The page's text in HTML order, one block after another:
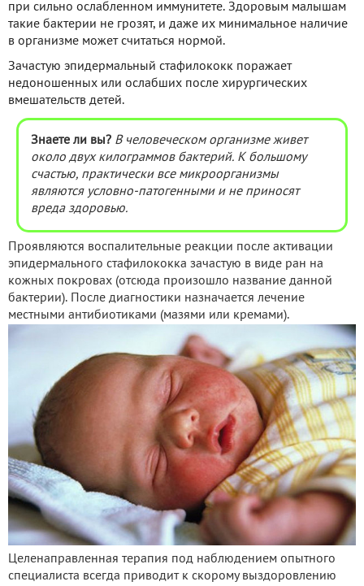
при сильно ослабленном иммунитете. Здоровым малышам
такие бактерии не грозят, и даже их минимальное наличие
в организме может считаться нормой.
Зачастую эпидермальный стафилококк поражает
недоношенных или ослабших после хирургических
вмешательств детей.
Знаете ли вы? В человеческом организме живет
около двух килограммов бактерий. К большому
счастью, практически все микроорганизмы
являются условно-патогенными и не приносят
вреда здоровью.
Проявляются воспалительные реакции после активации
эпидермального стафилококка зачастую в виде ран на
кожных покровах (отсюда произошло название данной
бактерии). После диагностики назначается лечение
местными антибиотиками (мазями или кремами).
Целенаправленная терапия под наблюдением опытного
специалиста всегда приводит к скорому выздоровлению